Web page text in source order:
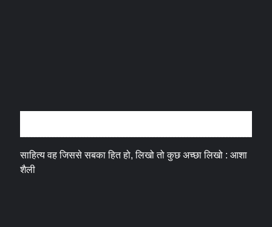
साहित्य वह जिससे सबका हित हो, लिखो तो कुछ अच्छा लिखो : आशा
शैली